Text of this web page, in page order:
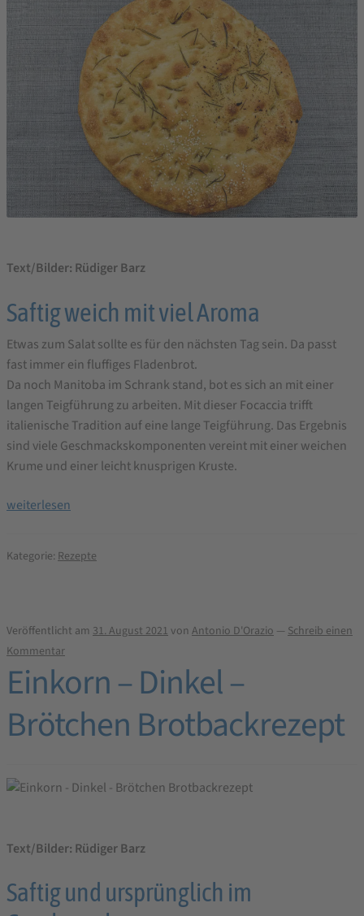
Text/Bilder: Rüdiger Barz
Saftig weich mit viel Aroma
Etwas zum Salat sollte es für den nächsten Tag sein. Da passt
fast immer ein fluffiges Fladenbrot.
Da noch Manitoba im Schrank stand, bot es sich an mit einer
langen Teigführung zu arbeiten. Mit dieser Focaccia trifft
italienische Tradition auf eine lange Teigführung. Das Ergebnis
sind viele Geschmackskomponenten vereint mit einer weichen
Krume und einer leicht knusprigen Kruste.
Focaccia
weiterlesen
Kategorie: Rezepte
Veröffentlicht am 31. August 2021von Antonio D'Orazio — Schreib einen
Kommentar
Einkorn – Dinkel –
Brötchen Brotbackrezept
Text/Bilder: Rüdiger Barz
Saftig und ursprünglich im